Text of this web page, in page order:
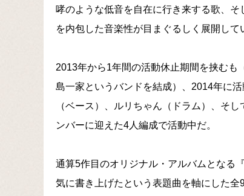
哮のような低音を自在に行き来する歌、
を内包した音楽性が目まぐるしく展開して
2013年から1年間の活動休止期間を挟むも
島一家というバンドを結成）、2014年に
（ベース）、ルリちゃん（ドラム）、そ
ンバーに迎えた4人編成で活動中だ。
通算5作目のオリジナル・アルバムとなる
気に書き上げたという表題曲を軸にした